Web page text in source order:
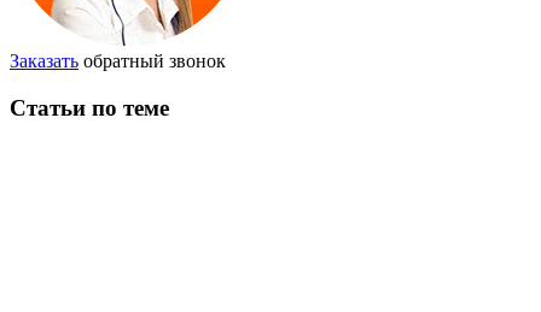
Заказать обратный звонок
Статьи по теме